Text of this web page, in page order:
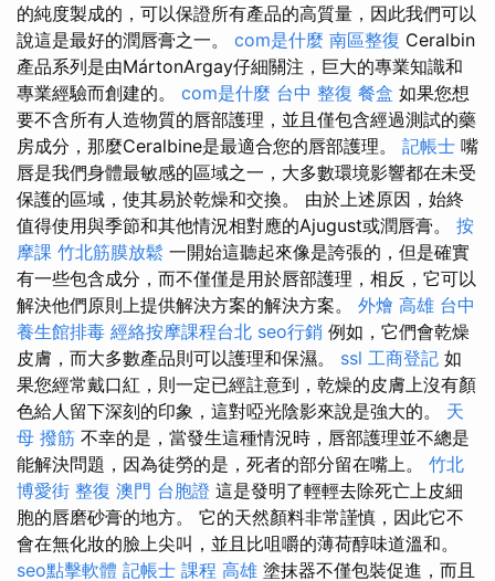
的純度製成的，可以保證所有產品的高質量，因此我們可以
說這是最好的潤唇膏之一。 com是什麼 南區整復 Ceralbin
產品系列是由MártonArgay仔細關注，巨大的專業知識和
專業經驗而創建的。 com是什麼 台中 整復 餐盒 如果您想
要不含所有人造物質的唇部護理，並且僅包含經過測試的藥
房成分，那麼Ceralbine是最適合您的唇部護理。 記帳士 嘴
唇是我們身體最敏感的區域之一，大多數環境影響都在未受
保護的區域，使其易於乾燥和交換。 由於上述原因，始終
值得使用與季節和其他情況相對應的Ajugust或潤唇膏。 按
摩課 竹北筋膜放鬆 一開始這聽起來像是誇張的，但是確實
有一些包含成分，而不僅僅是用於唇部護理，相反，它可以
解決他們原則上提供解決方案的解決方案。 外燴 高雄 台中
養生館排毒 經絡按摩課程台北 seo行銷 例如，它們會乾燥
皮膚，而大多數產品則可以護理和保濕。 ssl 工商登記 如
果您經常戴口紅，則一定已經註意到，乾燥的皮膚上沒有顏
色給人留下深刻的印象，這對啞光陰影來說是強大的。 天
母 撥筋 不幸的是，當發生這種情況時，唇部護理並不總是
能解決問題，因為徒勞的是，死者的部分留在嘴上。 竹北
博愛街 整復 澳門 台胞證 這是發明了輕輕去除死亡上皮細
胞的唇磨砂膏的地方。 它的天然顏料非常謹慎，因此它不
會在無化妝的臉上尖叫，並且比咀嚼的薄荷醇味道溫和。
seo點擊軟體 記帳士 課程 高雄 塗抹器不僅包裝促進，而且